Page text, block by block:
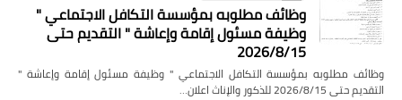
وظائف مطلوبه بمؤسسة التكافل الاجتماعي "
وظيفة مسئول إقامة وإعاشة " التقديم حتى
2026/8/15
وظائف مطلوبه بمؤسسة التكافل الاجتماعي " وظيفة مسئول إقامة وإعاشة "
التقديم حتى 2026/8/15 للذكور والإناث اعلان…